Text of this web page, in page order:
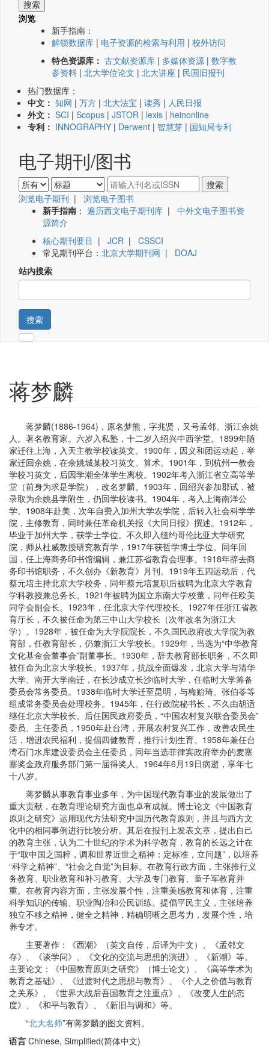
浏览
新手指南：
解锁数据库 | 电子资源的检索与利用 | 校外访问
特色资源库： 古文献资源库 | 多媒体资源 | 数字教
参资料 | 北大学位论文 | 北大讲座 | 民国旧报刊
热门数据库：
中文： 知网 | 万方 | 北大法宝 | 读秀 | 人民日报
外文： SCI | Scopus | JSTOR | lexis | heinonline
专利： INNOGRAPHY | Derwent | 智慧芽 | 国知局专利
电子期刊/图书
浏览电子期刊 | 浏览电子图书
新手指南 ： 遍历西文电子期刊库 | 中外文电子图书资
源简介
核心期刊要目 | JCR | CSSCI
常见期刊平台： 北京大学期刊网 | DOAJ
站内搜索
搜索
蒋梦麟
蒋梦麟(1886-1964)，原名梦熊，字兆贤，又号孟邻。浙江余姚
人。著名教育家。六岁入私塾，十二岁入绍兴中西学堂。1899年随
家迁往上海，入天主教学校读英文。1900年，因义和团运动起，举
家迁回余姚，在余姚城某校习英文、算术。1901年，到杭州一教会
学校习英文，后因学潮全体学生离校。1902年考入浙江省立高等学
堂（前身为求是学院），改名梦麟。1903年，回绍兴参加郡试，被
录取为余姚县学附生，仍回学校读书。1904年，考入上海南洋公
学。1908年赴美，次年自费入加州大学农学院，后转入社会科学学
院，主修教育，同时兼任革命机关报《大同日报》撰述。1912年，
毕业于加州大学，获学士学位。不久即入纽约哥伦比亚大学研究
院，师从杜威教授研究教育学，1917年获哲学博士学位。同年回
国，任上海商务印书馆编辑，兼江苏省教育会理事。1918年辞去商
务印书馆职务，不久创办《新教育》月刊。1919年五四运动后，代
蔡元培主持北京大学校务，同年蔡元培复职后被聘为北京大学教育
学科教授兼总务长。1921年被聘为国立东南大学校董，同年任欧美
同学会副会长。1923年，任北京大学代理校长。1927年任浙江省教
育厅长，不久被任命为第三中山大学校长（次年改名为浙江大
学）。1928年，被任命为大学院院长，不久国民政府改大学院为教
育部，任教育部长，仍兼浙江大学校长。1929年，当选为“中华教育
文化基金会董事会”副董事长。1930年，辞去教育部长职务，不久即
被任命为北京大学校长。1937年，抗战全面爆发，北京大学与清华
大学、南开大学南迁，在长沙成立长沙临时大学，任临时大学筹备
委员会常务委员。1938年临时大学迁至昆明，与梅贻琦、张伯苓等
组成常务委员会处理校务。1945年，任行政院秘书长，不久由胡适
继任北京大学校长。后任国民政府委员，“中国农村复兴联合委员会”
委员、主任委员，1950年赴台湾，开展农村复兴工作，改善农民生
活，增进农民福利，提倡四健教育，推行计划生育。1958年兼任台
湾石门水库建设委员会主任委员，同年当选菲律宾政府举办的麦塞
塞奖金政府服务部门第一届得奖人。1964年6月19日病逝，享年七
十八岁。
蒋梦麟从事教育事业多年，为中国现代教育事业的发展做出了
重大贡献，在教育理论研究方面也卓有成就。博士论文《中国教育
原则之研究》运用现代方法研究中国历代教育原则，并且与西方文
化中的相同事例进行比较分析。其后在报刊上发表文章，提出自己
的教育主张，认为二十世纪的学术为科学教育，教育的长远之计在
于“取中国之国粹，调和世界近世之精神：定标准，立问题”，以培养
“科学之精神”、“社会之自觉”为目标。在教育行政方面，主张推行义
务教育、职业教育和补习教育、大学及专门教育、童子军教育并
重。在教育内容方面，主张发展个性，注重美感教育和体育，注重
科学知识的传输、职业陶冶和公民训练。提倡平民主义，主张培养
独立不移之精神，健全之精神，精确明晰之思考力，发展个性，培
养专才。
主要著作：《西潮》（英文自传，后译为中文）、《孟邻文
存》、《谈学问》、《文化的交流与思想的演进》、《新潮》等。
主要论文：《中国教育原则之研究》（博士论文）、《高等学术为
教育之基础》、《过渡时代之思想与教育》、《个人之价值与教育
之关系》、《世界大战后吾国教育之注重点》、《改变人生的态
度》、《和平与教育》、《新旧与调和》等。
“北大名师”有蒋梦麟的图文资料。
语言 Chinese, Simplified(简体中文)